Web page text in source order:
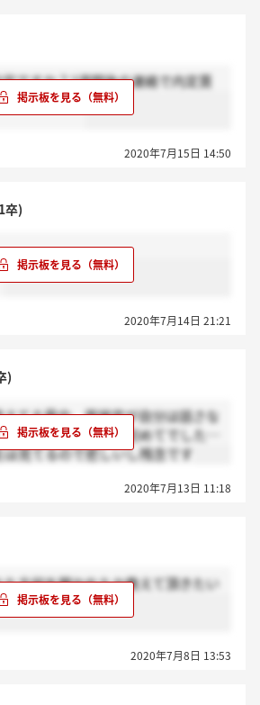
定ですか？2週間後の連絡で内定貰
いますか？
2020年7月15日 14:50
卒)
2020年7月14日 21:21
)
てる最中、面接官が自分は話さな
たのはこの企業が初めてでした…
見てるので悲しいし残念です
2020年7月13日 11:18
方何を聞かれたか教えて頂きたい
2020年7月8日 13:53